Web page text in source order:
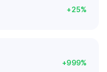
+25%
+999%